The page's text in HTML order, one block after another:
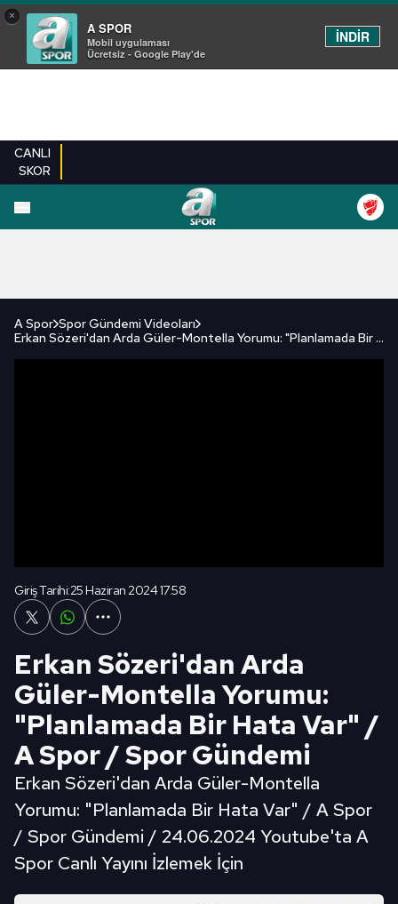
×
A SPOR
Mobil uygulaması
Ücretsiz - Google Play'de
İNDİR
CANLI
SKOR
FUTBOL
A Spor Spor Gündemi Videoları
Erkan Sözeri'dan Arda Güler-Montella Yorumu: "Planlamada Bir Hata Var" / A Spor / Spor Gündemi
Giriş Tarihi:25 Haziran 2024 17:58
Erkan Sözeri'dan Arda
Güler-Montella Yorumu:
"Planlamada Bir Hata Var" /
A Spor / Spor Gündemi
Erkan Sözeri'dan Arda Güler-Montella
Yorumu: "Planlamada Bir Hata Var" / A Spor
/ Spor Gündemi / 24.06.2024 Youtube'ta A
Spor Canlı Yayını İzlemek İçin